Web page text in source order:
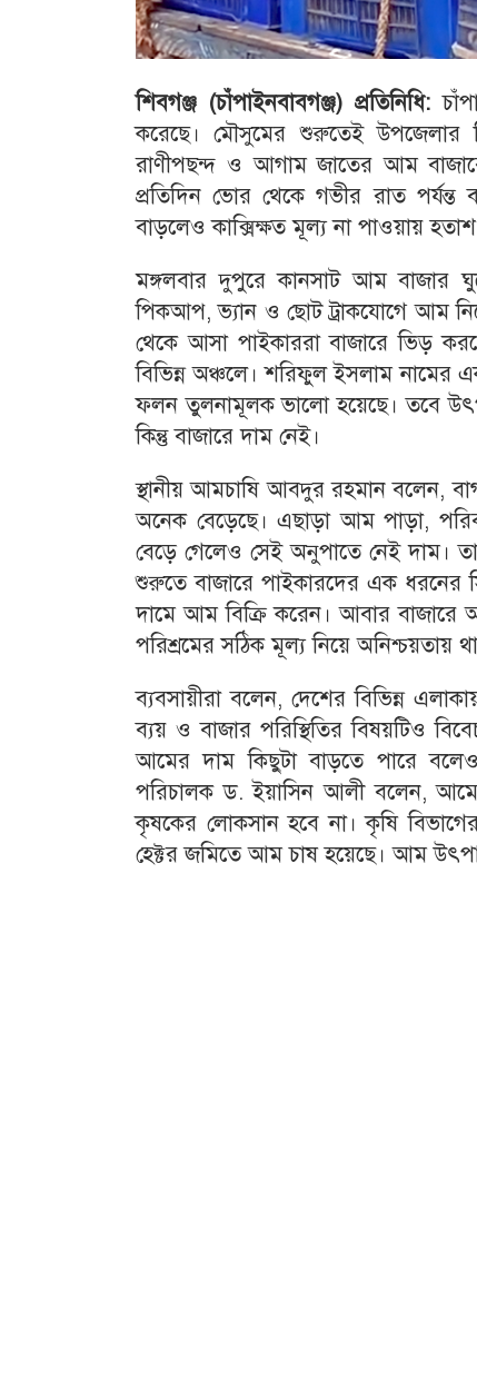
শিবগঞ্জ (চাঁপাইনবাবগঞ্জ) প্রতিনিধি:
করেছে। মৌসুমের শুরুতেই উপজেলার
রাণীপছন্দ ও আগাম জাতের আম
প্রতিদিন ভোর থেকে গভীর রাত
বাড়লেও কাক্সিক্ষত মূল্য না পাওয়ায় হতাশ
মঙ্গলবার দুপুরে কানসাট আম বাজার
পিকআপ, ভ্যান ও ছোট ট্রাকযোগে আম
থেকে আসা পাইকাররা বাজারে ভিড়
বিভিন্ন অঞ্চলে। শরিফুল ইসলাম
ফলন তুলনামূলক ভালো হয়েছে। তবে
কিন্তু বাজারে দাম নেই।
স্থানীয় আমচাষি আবদুর রহমান বলেন,
অনেক বেড়েছে। এছাড়া আম পাড়া,
বেড়ে গেলেও সেই অনুপাতে নেই দাম।
শুরুতে বাজারে পাইকারদের এক ধরনের
দামে আম বিক্রি করেন। আবার
পরিশ্রমের সঠিক মূল্য নিয়ে অনিশ্চয়তায়
ব্যবসায়ীরা বলেন, দেশের বিভিন্ন
ব্যয় ও বাজার পরিস্থিতির বিষয়টিও
আমের দাম কিছুটা বাড়তে পারে
পরিচালক ড. ইয়াসিন আলী বলেন,
কৃষকের লোকসান হবে না। কৃষি
হেক্টর জমিতে আম চাষ হয়েছে। আম